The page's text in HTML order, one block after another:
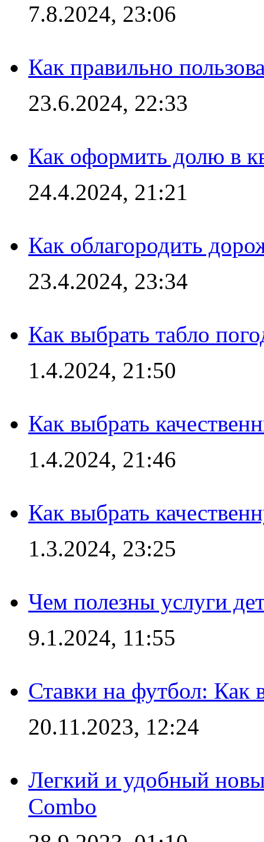
7.8.2024, 23:06
Как правильно
23.6.2024, 22:33
Как оформить долю в
24.4.2024, 21:21
Как облагородить
23.4.2024, 23:34
Как выбрать табло
1.4.2024, 21:50
Как выбрать
1.4.2024, 21:46
Как выбрать
1.3.2024, 23:25
Чем полезны услуги
9.1.2024, 11:55
Ставки на футбол: Как
20.11.2023, 12:24
Легкий и удобный
Combo